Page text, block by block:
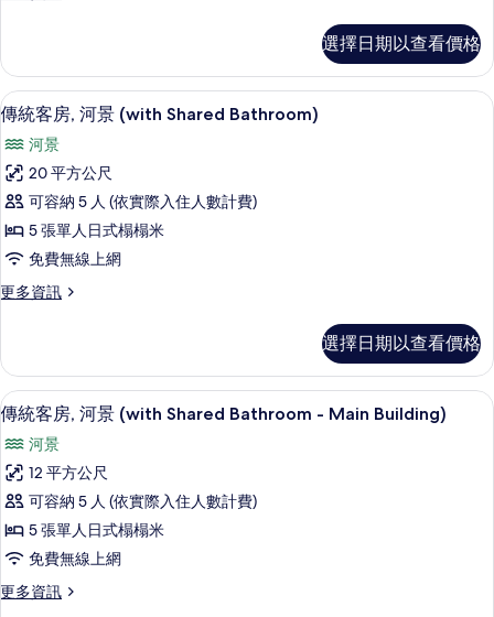
Building)
的
所
有
相
片
客
房,
河
景
(East
Building)
的
詳
情
選擇日期以查看價格
顯
示
傳
統
客
房,
景
Shared
Bathroom)
的
所
有
相
片
傳統客房, 河景 (with Shared
6
傳統客房, 河景 (with Shared Bathroom)
河景
20 平方公尺
可容納 5 人 (依實際入住人數計費)
5 張單人日式榻榻米
免費無線上網
更多資訊
更
客
房,
河
景
(with
Shared
Bathroom)
的
詳
情
選擇日期以查看價格
顯
示
傳
統
客
房,
景
4
傳統客房, 河景 (with Shared Bathroom - Main Building)
河景
12 平方公尺
可容納 5 人 (依實際入住人數計費)
5 張單人日式榻榻米
免費無線上網
更多資訊
更